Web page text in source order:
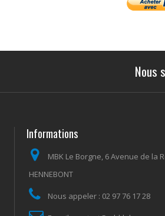
Nous
Informations
MBK Le Borgne, 6 Avenue de la
HENNEBONT
Nous appeler : 02 97 76 17 28